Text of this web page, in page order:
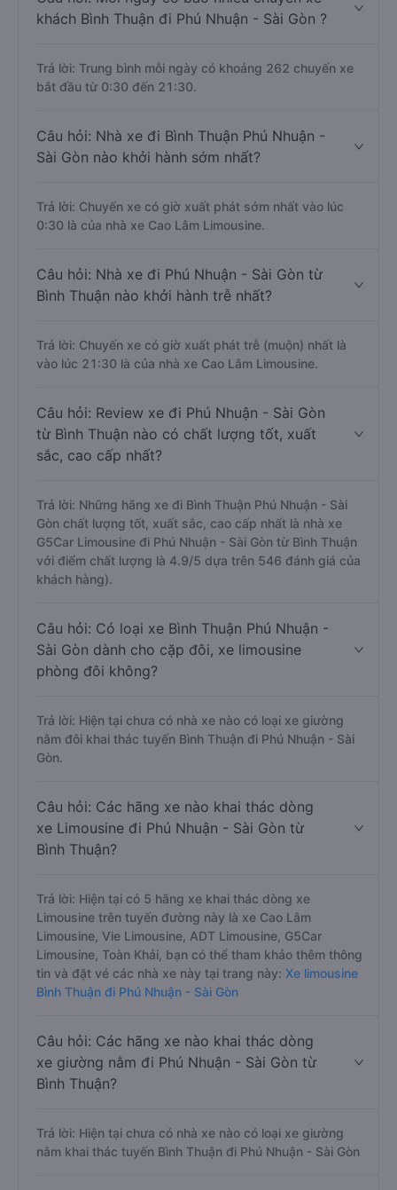
khách Bình Thuận đi Phú Nhuận - Sài Gòn ?
Trả lời: Trung bình mỗi ngày có khoảng 262 chuyến xe
bắt đầu từ 0:30 đến 21:30.
Câu hỏi: Nhà xe đi Bình Thuận Phú Nhuận -
Sài Gòn nào khởi hành sớm nhất?
Trả lời: Chuyến xe có giờ xuất phát sớm nhất vào lúc
0:30 là của nhà xe Cao Lâm Limousine.
Câu hỏi: Nhà xe đi Phú Nhuận - Sài Gòn từ
Bình Thuận nào khởi hành trễ nhất?
Trả lời: Chuyến xe có giờ xuất phát trễ (muộn) nhất là
vào lúc 21:30 là của nhà xe Cao Lâm Limousine.
Câu hỏi: Review xe đi Phú Nhuận - Sài Gòn
từ Bình Thuận nào có chất lượng tốt, xuất
sắc, cao cấp nhất?
Trả lời: Những hãng xe đi Bình Thuận Phú Nhuận - Sài
Gòn chất lượng tốt, xuất sắc, cao cấp nhất là nhà xe
G5Car Limousine đi Phú Nhuận - Sài Gòn từ Bình Thuận
với điểm chất lượng là 4.9/5 dựa trên 546 đánh giá của
khách hàng).
Câu hỏi: Có loại xe Bình Thuận Phú Nhuận -
Sài Gòn dành cho cặp đôi, xe limousine
phòng đôi không?
Trả lời: Hiện tại chưa có nhà xe nào có loại xe giường
nằm đôi khai thác tuyến Bình Thuận đi Phú Nhuận - Sài
Gòn.
Câu hỏi: Các hãng xe nào khai thác dòng
xe Limousine đi Phú Nhuận - Sài Gòn từ
Bình Thuận?
Trả lời: Hiện tại có 5 hãng xe khai thác dòng xe
Limousine trên tuyến đường này là xe Cao Lâm
Limousine, Vie Limousine, ADT Limousine, G5Car
Limousine, Toàn Khải, bạn có thể tham khảo thêm thông
tin và đặt vé các nhà xe này tại trang này: Xe limousine
Bình Thuận đi Phú Nhuận - Sài Gòn
Câu hỏi: Các hãng xe nào khai thác dòng
xe giường nằm đi Phú Nhuận - Sài Gòn từ
Bình Thuận?
Trả lời: Hiện tại chưa có nhà xe nào có loại xe giường
nằm khai thác tuyến Bình Thuận đi Phú Nhuận - Sài Gòn